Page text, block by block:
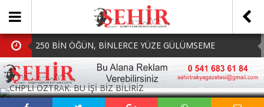
250 BİN ÖĞÜN, BİNLERCE YÜZE GÜLÜMSEME
BAŞKAN MÜGE YILDIZ TOPAK: ‘SOSYAL
BELEDİYECİLİKTE HİÇBİR HEMŞERİMİZİ YALNIZ
MHP Çorlu İlçe Teşkilatında Yeni Dönem Başladı:
SOSYAL MEDYADA PAYLAŞ